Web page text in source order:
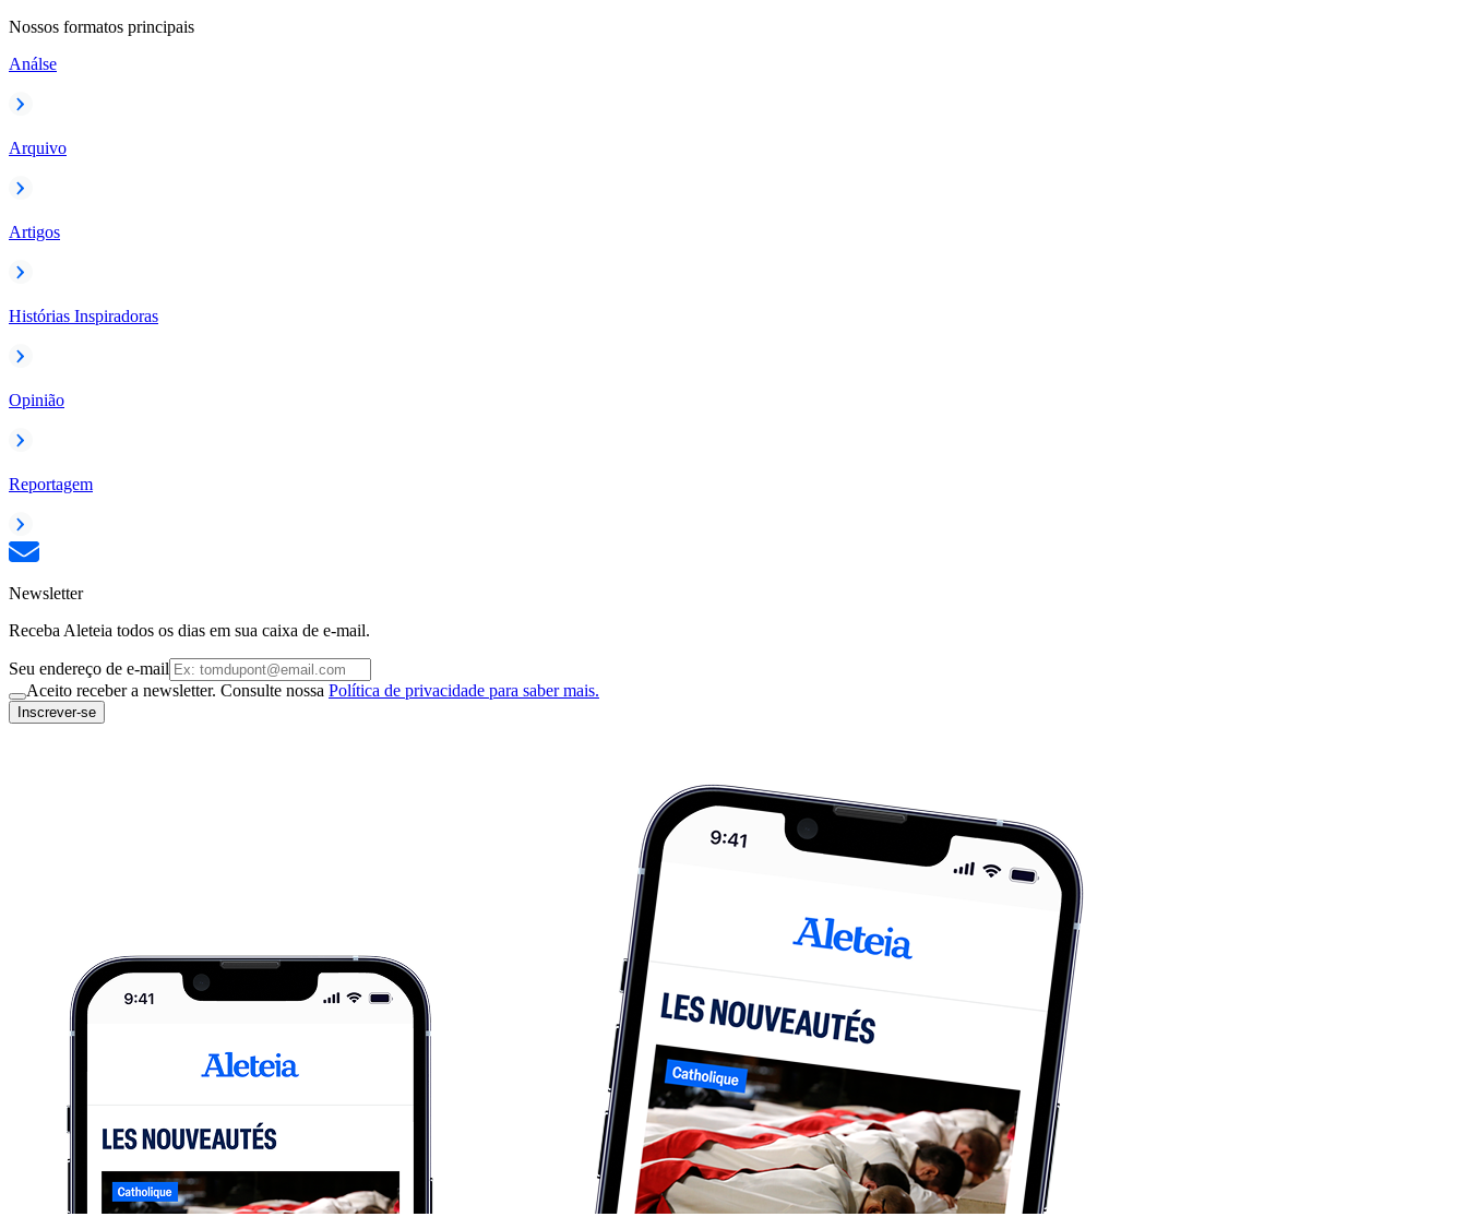
Nossos formatos principais
Análse
Arquivo
Artigos
Histórias Inspiradoras
Opinião
Reportagem
Newsletter
Receba Aleteia todos os dias em sua caixa de e-mail.
Seu endereço de e-mail
Aceito receber a newsletter. Consulte nossa Política de privacidade para saber mais.
Inscrever-se